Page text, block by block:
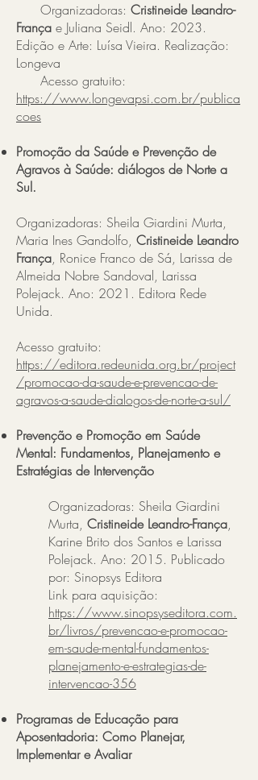
Organizadoras: Cristineide Leandro-
França e Juliana Seidl. Ano: 2023.
Edição e Arte: Luísa Vieira. Realização:
Longeva
Acesso gratuito:
https://www.longevapsi.com.br/publica
coes
Promoção da Saúde e Prevenção de
Agravos à Saúde: diálogos de Norte a
Sul.
Organizadoras: Sheila Giardini Murta,
Maria Ines Gandolfo, Cristineide Leandro
França, Ronice Franco de Sá, Larissa de
Almeida Nobre Sandoval, Larissa
Polejack. Ano: 2021. Editora Rede
Unida.
Acesso gratuito:
https://editora.redeunida.org.br/project
/promocao-da-saude-e-prevencao-de-
agravos-a-saude-dialogos-de-norte-a-sul/
Prevenção e Promoção em Saúde
Mental: Fundamentos, Planejamento e
Estratégias de Intervenção
Organizadoras: Sheila Giardini
Murta, Cristineide Leandro-França,
Karine Brito dos Santos e Larissa
Polejack. Ano: 2015. Publicado
por: Sinopsys Editora
Link para aquisição:
https://www.sinopsyseditora.com.
br/livros/prevencao-e-promocao-
em-saude-mental-fundamentos-
planejamento-e-estrategias-de-
intervencao-356
Programas de Educação para
Aposentadoria: Como Planejar,
Implementar e Avaliar